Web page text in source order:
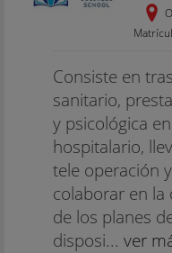
Consiste en
sanitario,
y psicológica
hospitalario,
tele operación
colaborar en la
de los planes
disposi... ver